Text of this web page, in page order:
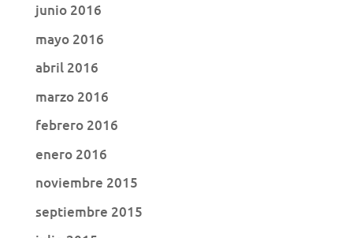
junio 2016
mayo 2016
abril 2016
marzo 2016
febrero 2016
enero 2016
noviembre 2015
septiembre 2015